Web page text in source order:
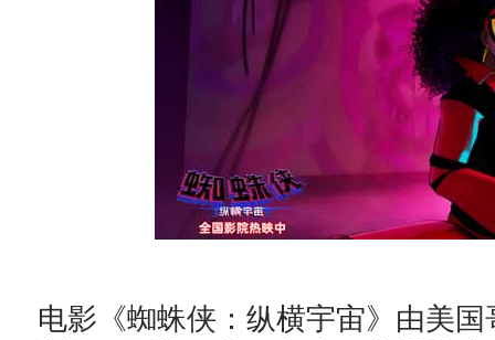
电影《蜘蛛侠：纵横宇宙》由美